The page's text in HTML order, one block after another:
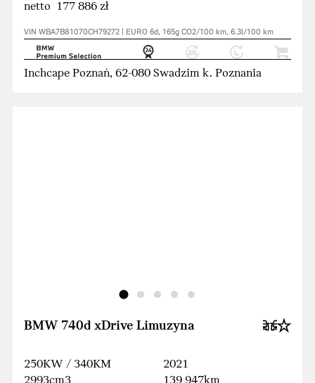
netto 177 886 zł
VIN WBA7B81070CH79272 | EURO 6d, 165g CO2/100 km, 6.3l/100 km
Inchcape Poznań, 62-080 Swadzim k. Poznania
BMW 740d xDrive Limuzyna
250KW / 340KM
2021